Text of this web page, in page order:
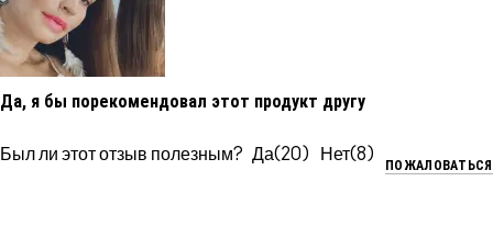
Да, я бы порекомендовал этот продукт другу
Был ли этот отзыв полезным? 20 8
ПОЖАЛОВАТЬСЯ